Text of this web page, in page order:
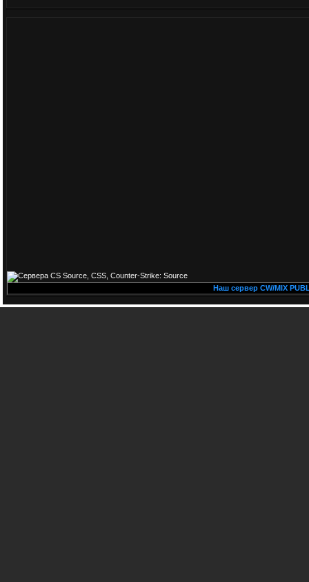
Наш сервер CW/MIX